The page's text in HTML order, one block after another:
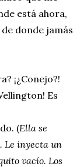
está ahora,
donde jamás
¡¿Conejo?!
Es
(Ella se
Le inyecta un
vacío. Los